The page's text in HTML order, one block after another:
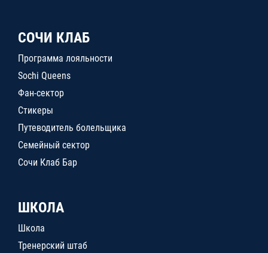
СОЧИ КЛАБ
Программа лояльности
Sochi Queens
Фан-сектор
Стикеры
Путеводитель болельщика
Семейный сектор
Сочи Клаб Бар
ШКОЛА
Школа
Тренерский штаб